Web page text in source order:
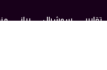
تقارير سوشيال ريلز